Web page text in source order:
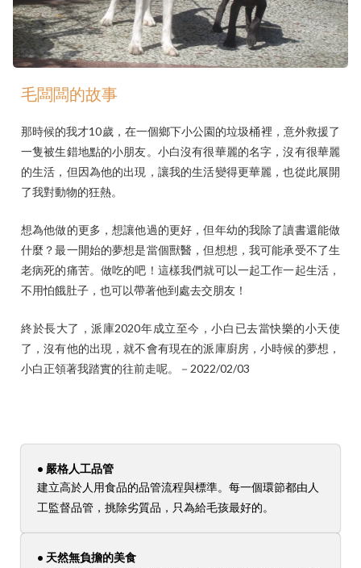
毛闆闆的故事
那時候的我才10歲，在一個鄉下小公園的垃圾桶裡，意外救援了
一隻被生錯地點的小朋友。小白沒有很華麗的名字，沒有很華麗
的生活，但因為他的出現，讓我的生活變得更華麗，也從此展開
了我對動物的狂熱。
想為他做的更多，想讓他過的更好，但年幼的我除了讀書還能做
什麼？最一開始的夢想是當個獸醫，但想想，我可能承受不了生
老病死的痛苦。做吃的吧！這樣我們就可以一起工作一起生活，
不用怕餓肚子，也可以帶著他到處去交朋友！
終於長大了，派庫2020年成立至今，小白已去當快樂的小天使
了，沒有他的出現，就不會有現在的派庫廚房，小時候的夢想，
小白正領著我踏實的往前走呢。－2022/02/03
• 嚴格人工品管
建立高於人用食品的品管流程與標準。每一個環節都由人
工監督品管，挑除劣質品，只為給毛孩最好的。
• 天然無負擔的美食